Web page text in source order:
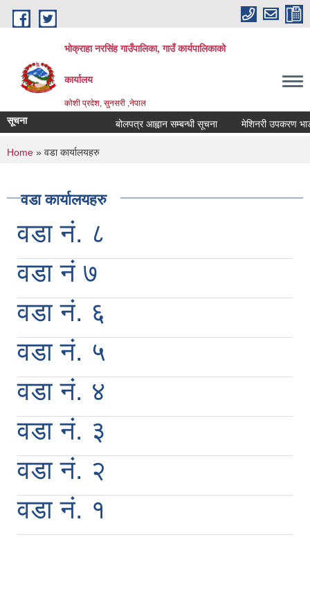
Skip to main content
भोक्राहा नरसिंह गाउँपालिका, गाउँ कार्यपालिकाको
कार्यालय
कोशी प्रदेश, सुनसरी ,नेपाल
सूचना बोलपत्र आह्वान सम्बन्धी सूचना मेशिनरी उपकरण
You are here
Home » वडा कार्यालयहरु
वडा कार्यालयहरु
वडा नं. ८
वडा नं ७
वडा नं. ६
वडा नं. ५
वडा नं. ४
वडा नं. ३
वडा नं. २
वडा नं. १